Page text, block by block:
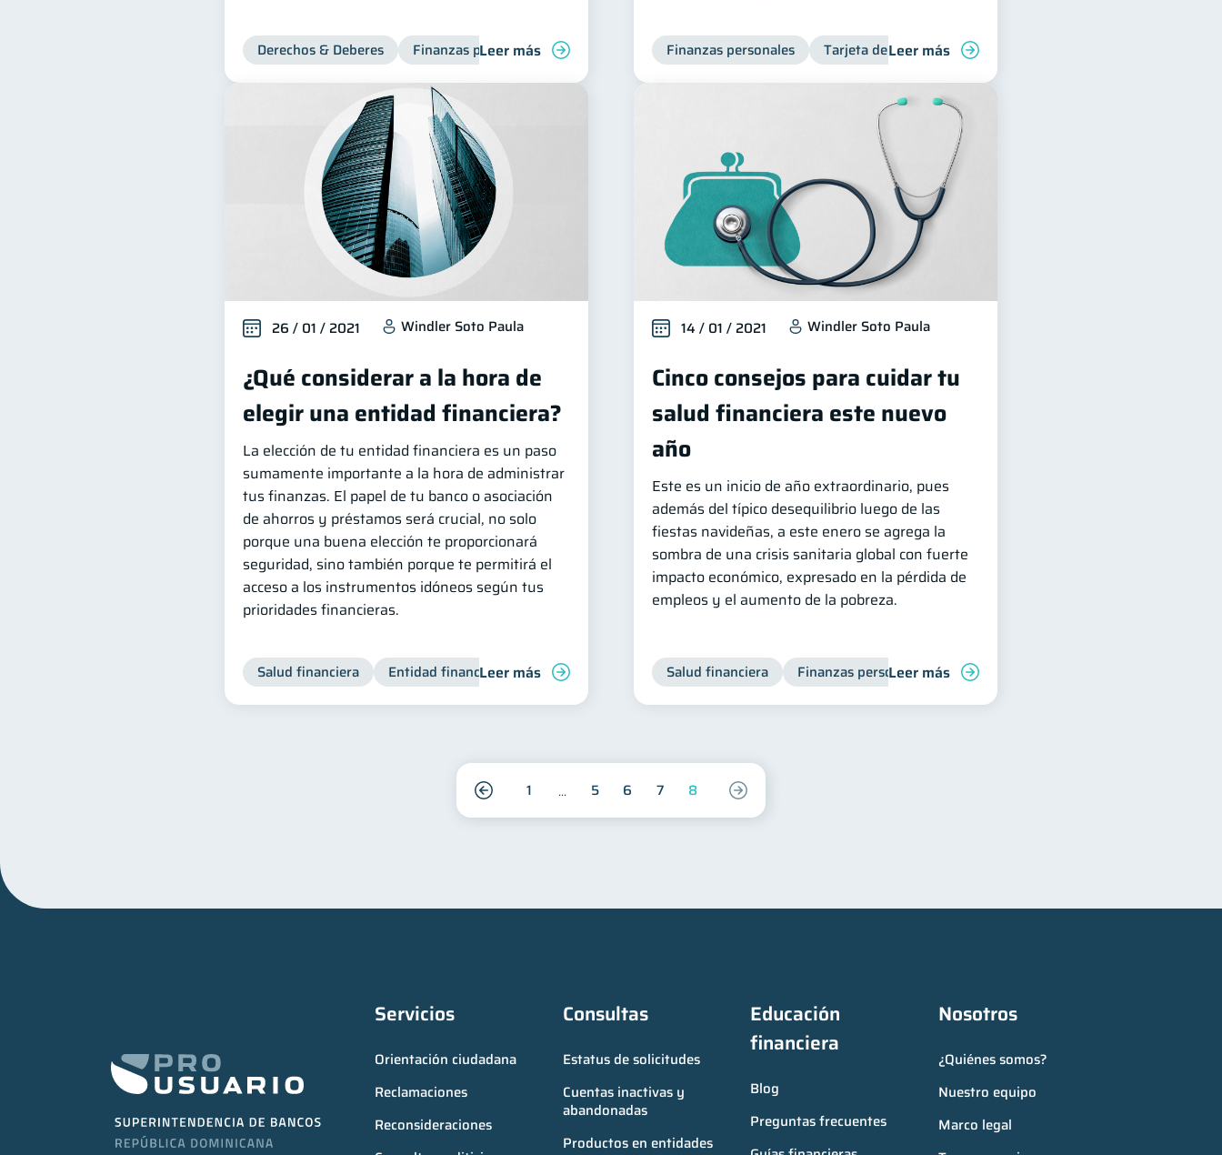
Derechos & Deberes Finanzas personales
Leer más Finanzas personales Tarjeta de crédito
Leer más
26 / 01 / 2021 Windler Soto Paula
¿Qué considerar a la hora de
elegir una entidad financiera?
La elección de tu entidad financiera es un paso
sumamente importante a la hora de administrar
tus finanzas. El papel de tu banco o asociación
de ahorros y préstamos será crucial, no solo
porque una buena elección te proporcionará
seguridad, sino también porque te permitirá el
acceso a los instrumentos idóneos según tus
prioridades financieras.
Salud financiera Entidad financiera Finanzas personales Inclusión financiera Finanzas para jóvenes
Leer más
14 / 01 / 2021 Windler Soto Paula
Cinco consejos para cuidar tu
salud financiera este nuevo
año
Este es un inicio de año extraordinario, pues
además del típico desequilibrio luego de las
fiestas navideñas, a este enero se agrega la
sombra de una crisis sanitaria global con fuerte
impacto económico, expresado en la pérdida de
empleos y el aumento de la pobreza.
Salud financiera Finanzas personales
Leer más
1 5 6 7 8
Servicios
Orientación ciudadana
Reclamaciones
Reconsideraciones
Consultas
Estatus de solicitudes
Cuentas inactivas y
abandonadas
Productos en entidades
Educación
financiera
Blog
Preguntas frecuentes
Nosotros
¿Quiénes somos?
Nuestro equipo
Marco legal